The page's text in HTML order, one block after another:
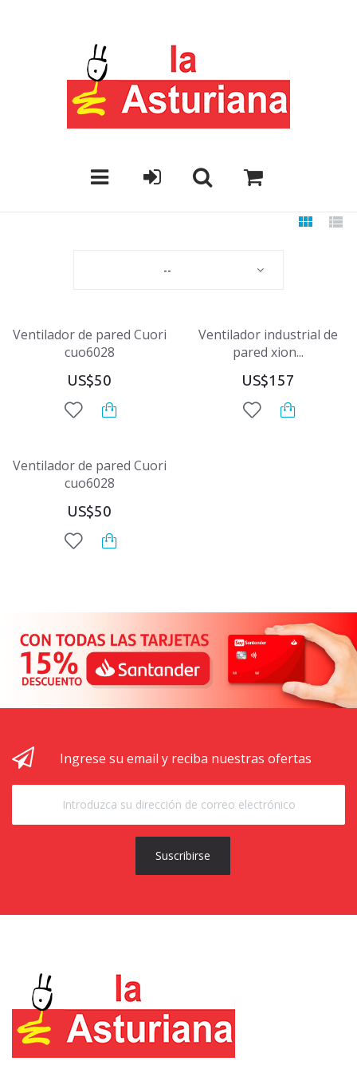
--
Ventilador de pared Cuori
cuo6028
US$50
Ventilador industrial de
pared xion...
US$157
Ventilador de pared Cuori
cuo6028
US$50
Ingrese su email y reciba nuestras ofertas
Suscribirse